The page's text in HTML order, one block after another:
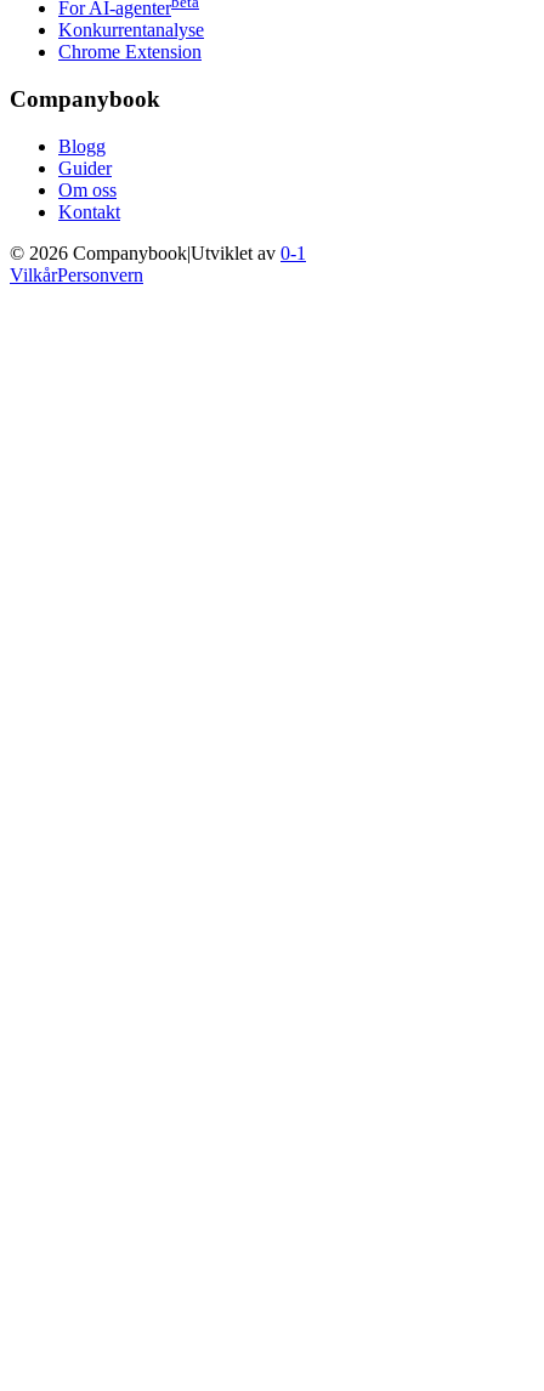
For AI-agenter
Konkurrentanalyse
Chrome Extension
Companybook
Blogg
Guider
Om oss
Kontakt
© 2026 Companybook|Utviklet av 0-1
VilkårPersonvern